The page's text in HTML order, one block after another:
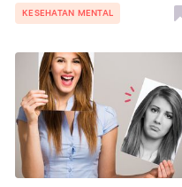
KESEHATAN MENTAL